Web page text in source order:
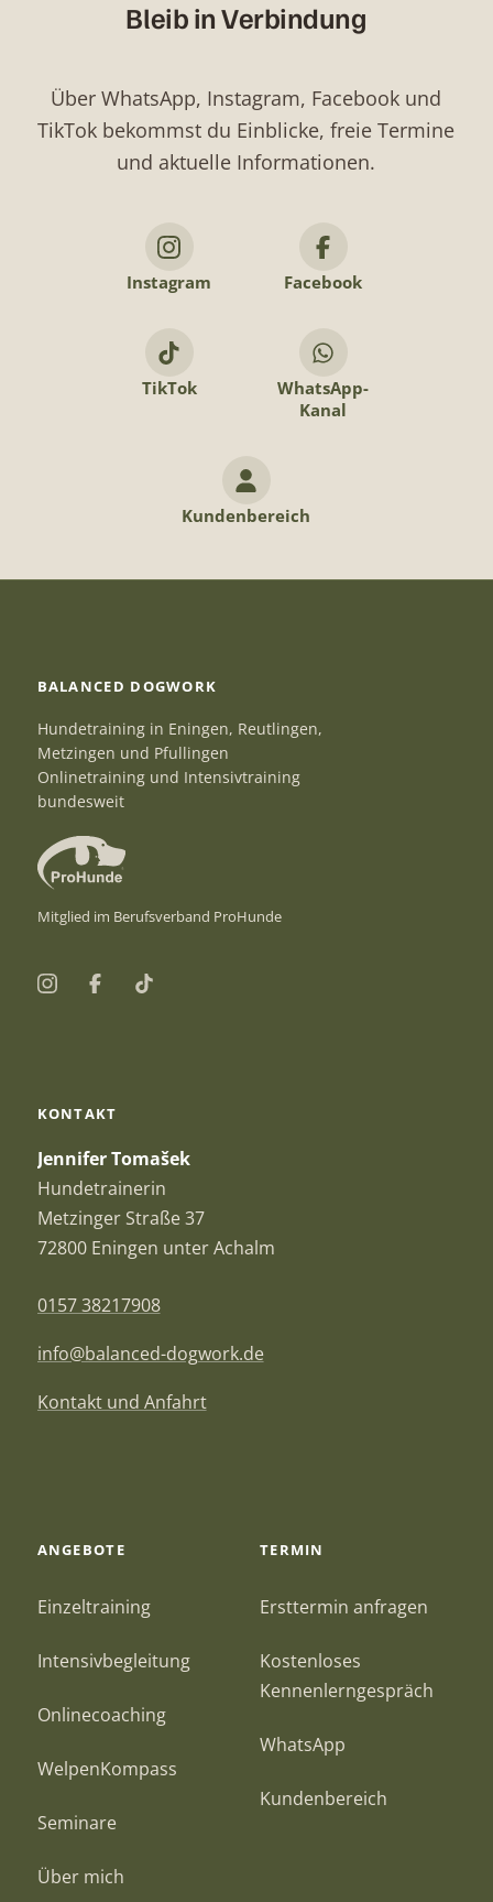
Bleib in Verbindung
Über WhatsApp, Instagram, Facebook und
TikTok bekommst du Einblicke, freie Termine
und aktuelle Informationen.
Instagram Facebook
TikTok
WhatsApp-
Kanal
Kundenbereich
BALANCED DOGWORK
Hundetraining in Eningen, Reutlingen,
Metzingen und Pfullingen
Onlinetraining und Intensivtraining
bundesweit
Mitglied im Berufsverband ProHunde
InstagramFacebookTikTok
KONTAKT
Jennifer Tomašek
Hundetrainerin
Metzinger Straße 37
72800 Eningen unter Achalm
0157 38217908
info@balanced-dogwork.de
Kontakt und Anfahrt
ANGEBOTE
Einzeltraining
Intensivbegleitung
Onlinecoaching
WelpenKompass
Seminare
Über mich
TERMIN
Ersttermin anfragen
Kostenloses
Kennenlerngespräch
WhatsApp
Kundenbereich